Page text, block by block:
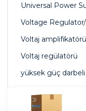
Universal Power
Voltage
Voltaj amplifikatörü
Voltaj regülatörü
yüksek güç